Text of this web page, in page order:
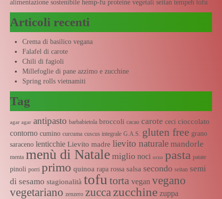
alimentazione sostenibile hemp-fu proteine vegetali seitan tempeh tofu
Articoli recenti
Crema di basilico vegana
Falafel di carote
Chili di fagioli
Millefoglie di pane azzimo e zucchine
Spring rolls vietnamiti
Tag
agar agar antipasto barbabietola broccoli cacao carote ceci cioccolato
contorno cumino curcuma cuscus integrale G.A.S. gluten free grano
saraceno lenticchie Lievito madre lievito naturale mandorle
menta menù di Natale miglio noci orzo pasta patate
pinoli porri primo quinoa rapa rossa salsa secondo seitan semi
di sesamo stagionalità tofu torta vegan vegano
vegetariano zenzero zucca zucchine zuppa